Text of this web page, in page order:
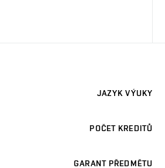
JAZYK VÝUKY
POČET KREDITŮ
GARANT PŘEDMĚTU